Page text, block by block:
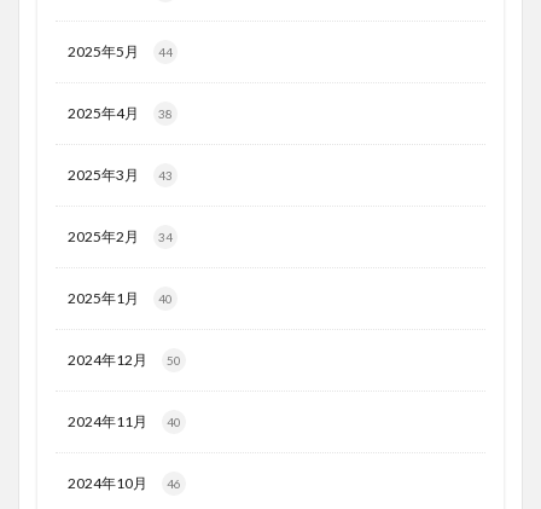
2025年5月 44
2025年4月 38
2025年3月 43
2025年2月 34
2025年1月 40
2024年12月 50
2024年11月 40
2024年10月 46